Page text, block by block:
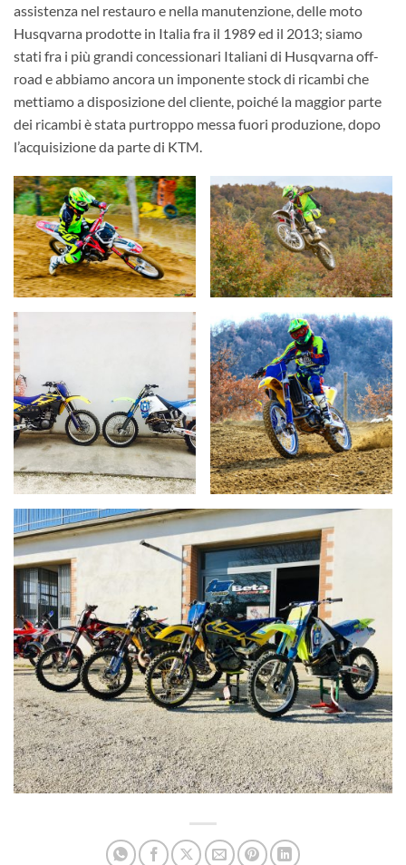
assistenza nel restauro e nella manutenzione, delle moto
Husqvarna prodotte in Italia fra il 1989 ed il 2013; siamo
stati fra i più grandi concessionari Italiani di Husqvarna off-
road e abbiamo ancora un imponente stock di ricambi che
mettiamo a disposizione del cliente, poiché la maggior parte
dei ricambi è stata purtroppo messa fuori produzione, dopo
l’acquisizione da parte di KTM.